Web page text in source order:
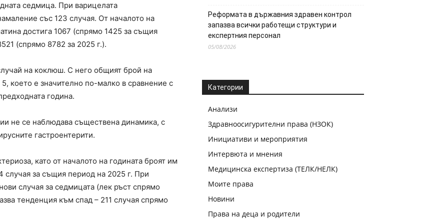
седмица. При варицелата
със 123 случая. От началото на
достига 1067 (спрямо 1425 за същия
(спрямо 8782 за 2025 г.).
на коклюш. С него общият брой на
което е значително по-малко в сравнение с
година.
не се наблюдава съществена динамика, с
гастроентерити.
като от началото на годината броят им
случая за същия период на 2025 г. При
случая за седмицата (лек ръст спрямо
тенденция към спад – 211 случая спрямо
Реформата в държавния здравен контрол
запазва всички работещи структури и
експертния персонал
05/08/2026
Категории
Анализи
Здравноосигурителни права (НЗОК)
Инициативи и мероприятия
Интервюта и мнения
Медицинска експертиза (ТЕЛК/НЕЛК)
Моите права
Новини
Права на деца и родители